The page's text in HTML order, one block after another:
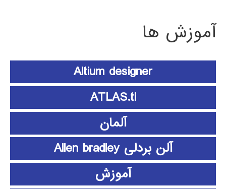
آموزش ها
Altium designer
ATLAS.ti
آلمان
آلن بردلی Allen bradley
آموزش